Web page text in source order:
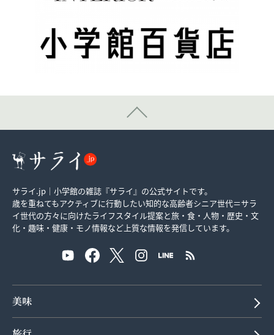
サライ.jp｜小学館の雑誌『サライ』の公式サイトです。
歳を重ねてもアクティブに行動したい知的な高齢者シニア世代＝サラ
イ世代の方々に向けたライフスタイル提案と旅・食・人物・歴史・文
化・趣味・健康・モノ情報など上質な情報を発信しています。
美味